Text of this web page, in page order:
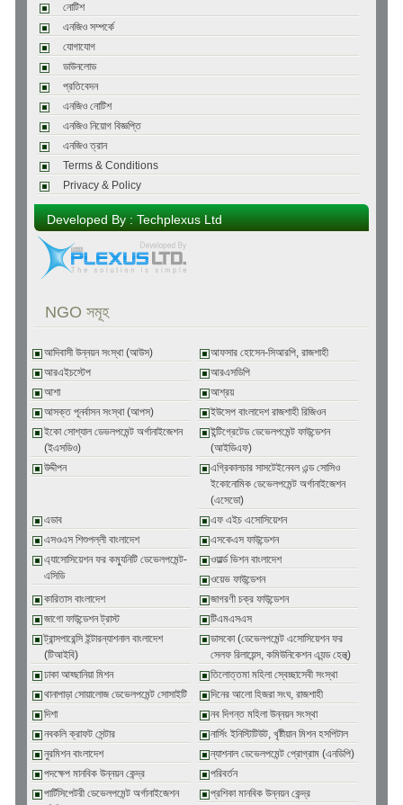
নোটিশ
এনজিও সম্পর্কে
যোগাযোগ
ডাউনলোড
প্রতিবেদন
এনজিও নোটিশ
এনজিও নিয়োগ বিজ্ঞপ্তি
এনজিও ত্রান
Terms & Conditions
Privacy & Policy
Developed By : Techplexus Ltd
NGO সমূহ
আদিবাসী উন্নয়ন সংস্থা (আউস)
আফসার হোসেন-সিআরপি, রাজশাহী
আরএইচস্টেপ
আরএসডিপি
আশা
আশ্রয়
আসক্ত পূনর্বাসন সংস্থা (আপস)
ইউসেপ বাংলাদেশ রাজশাহী রিজিওন
ইকো সোশ্যাল ডেভলপমেন্ট অর্গানাইজেশন
(ইএসডিও)
ইন্টিগ্রেটেড ডেভেলপমেন্ট ফাউন্ডেশন
(আইডিএফ)
উদ্দীপন
এগ্রিকালচার সাসটেইনেবল এন্ড সোসিও
ইকোনোমিক ডেভেলপমেন্ট অর্গানাইজেশন
(এসেডো)
এডাব
এফ এইচ এসোসিয়েশন
এসওএস শিশুপল্লী বাংলাদেশ
এসকেএস ফাউন্ডেশন
এ্যাসোসিয়েশন ফর কম্যুনিটি ডেভেলপমেন্ট-
এসিডি
ওয়ার্ল্ড ভিশন বাংলাদেশ
ওয়েভ ফাউন্ডেশন
কারিতাস বাংলাদেশ
জাগরণী চক্র ফাউন্ডেশন
জাগো ফাউন্ডেশন ট্রাস্ট
টিএমএসএস
ট্রান্সপারেন্সি ইন্টারন্যাশনাল বাংলাদেশ
(টিআইবি)
ডাসকো (ডেভেলপমেন্ট এসোসিয়েশন ফর
সেলফ রিলায়েন্স, কমিউনিকেশন এ্যন্ড হেল্থ্)
ঢাকা আহ্ছানিয়া মিশন
তিলোত্তমা মহিলা স্বেচ্ছাসেবী সংস্থা
থানাপাড়া সোয়ালোজ ডেভেলপমেন্ট সোসাইটি
দিনের আলো হিজরা সংঘ, রাজশাহী
দিশা
নব দিগন্ত মহিলা উন্নয়ন সংস্থা
নবকলি ক্রাফট সেন্টার
নার্সিং ইনিস্টিটিউট, খৃষ্টীয়ান মিশন হসপিটাল
নুরমিশন বাংলাদেশ
ন্যাশনাল ডেভেলপমেন্ট প্রোগ্রাম (এনডিপি)
পদক্ষেপ মানবিক উন্নয়ন কেন্দ্র
পরিবর্তন
পার্টিসিপেটরী ডেভেলপমেন্ট অর্গানাইজেশন
প্রশিকা মানবিক উন্নয়ন কেন্দ্র